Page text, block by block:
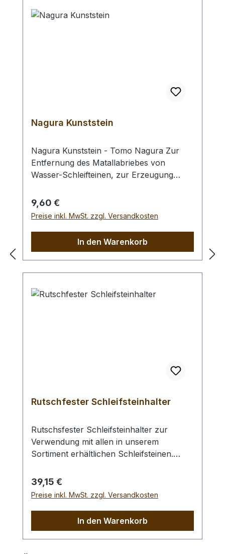
Nagura Kunststein
Nagura Kunststein - Tomo Nagura Zur
Entfernung des Matallabriebes von
Wasser-Schleifteinen, zur Erzeugung
23 mm
Regulärer Preis:
9,60 €
Preise inkl. MwSt. zzgl. Versandkosten
In den Warenkorb
Rutschfester Schleifsteinhalter
Rutschsfester Schleifsteinhalter zur
Verwendung mit allen in unserem
Sortiment erhältlichen Schleifsteinen.
Führungsschienen, rutschfesten
Gummibacken und einer zentralen
Gummiauflage die einem Durchbrechen
Schleifsteine mit den Längen von 18 cm -
21,5 cm.
Regulärer Preis:
39,15 €
Preise inkl. MwSt. zzgl. Versandkosten
In den Warenkorb